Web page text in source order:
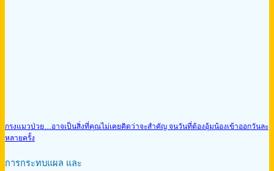
กรงแมวป่วย…อาจเป็นสิ่งที่คุณไม่เคยคิดว่าจะสำคัญ จนวันที่ต้องอุ้มน้องเข้าออกวันละ
หลายครั้ง
การกระทบแผล และ